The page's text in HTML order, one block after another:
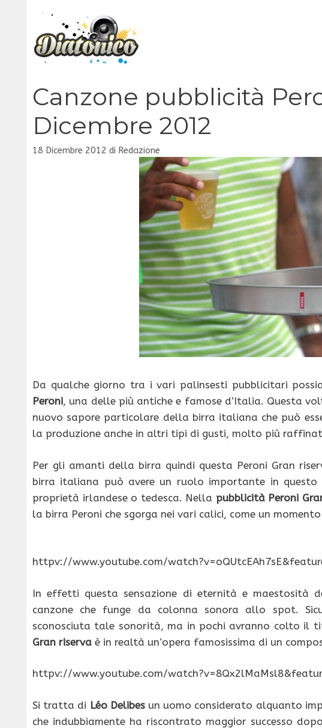
contenuto
Canzone pubblicità
Dicembre 2012
18 Dicembre 2012 di Redazione
Da qualche giorno tra i vari palinsesti pubblicitari
Peroni, una delle più antiche e famose d’Italia. Questa
nuovo sapore particolare della birra italiana che può
la produzione anche in altri tipi di gusti, molto più
Per gli amanti della birra quindi questa Peroni Gran
birra italiana può avere un ruolo importante in
proprietà irlandese o tedesca. Nella pubblicità Peroni
la birra Peroni che sgorga nei vari calici, come un
httpv://www.youtube.com/
In effetti questa sensazione di eternità e maestosità
canzone che funge da colonna sonora allo spot.
sconosciuta tale sonorità, ma in pochi avranno colto il
Gran riserva è in realtà un’opera famosissima di un
httpv://www.youtube.com/
Si tratta di Léo Delibesun uomo considerato alquanto
che indubbiamente ha riscontrato maggior successo